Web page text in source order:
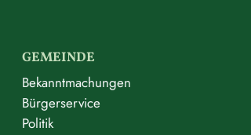
GEMEINDE
Bekanntmachungen
Bürgerservice
Politik